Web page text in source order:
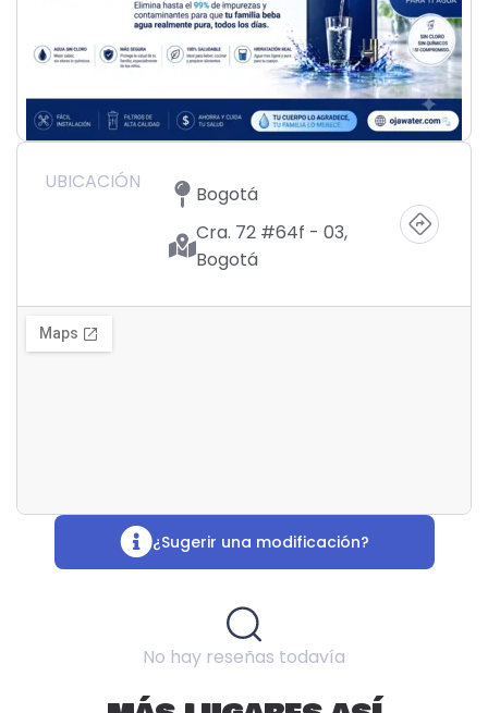
UBICACIÓN
Bogotá
Cra. 72 #64f - 03,
Bogotá
¿Sugerir una modificación?
No hay reseñas todavía